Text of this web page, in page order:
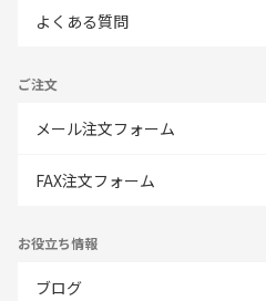
よくある質問
ご注文
メール注文フォーム
FAX注文フォーム
お役立ち情報
ブログ